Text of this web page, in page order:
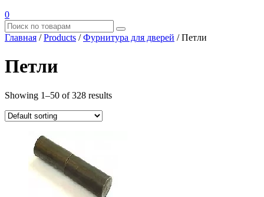
0
Главная /Products /Фурнитура для дверей /Петли
Петли
Showing 1–50 of 328 results